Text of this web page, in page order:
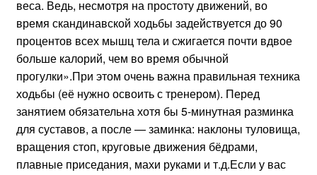
веса. Ведь, несмотря на простоту движений, во
время скандинавской ходьбы задействуется до 90
процентов всех мышц тела и сжигается почти вдвое
больше калорий, чем во время обычной
прогулки».При этом очень важна правильная техника
ходьбы (её нужно освоить с тренером). Перед
занятием обязательна хотя бы 5-минутная разминка
для суставов, а после — заминка: наклоны туловища,
вращения стоп, круговые движения бёдрами,
плавные приседания, махи руками и т.д.Если у вас